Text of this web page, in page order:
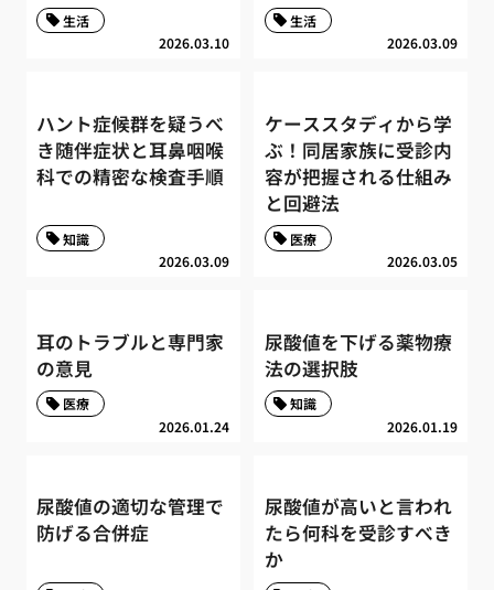
2026.03.10
生活
2026.03.09
生活
ハント症候群を疑うべ
き随伴症状と耳鼻咽喉
科での精密な検査手順
2026.03.09
知識
ケーススタディから学
ぶ！同居家族に受診内
容が把握される仕組み
と回避法
2026.03.05
医療
耳のトラブルと専門家
の意見
2026.01.24
医療
尿酸値を下げる薬物療
法の選択肢
2026.01.19
知識
尿酸値の適切な管理で
防げる合併症
尿酸値が高いと言われ
たら何科を受診すべき
か